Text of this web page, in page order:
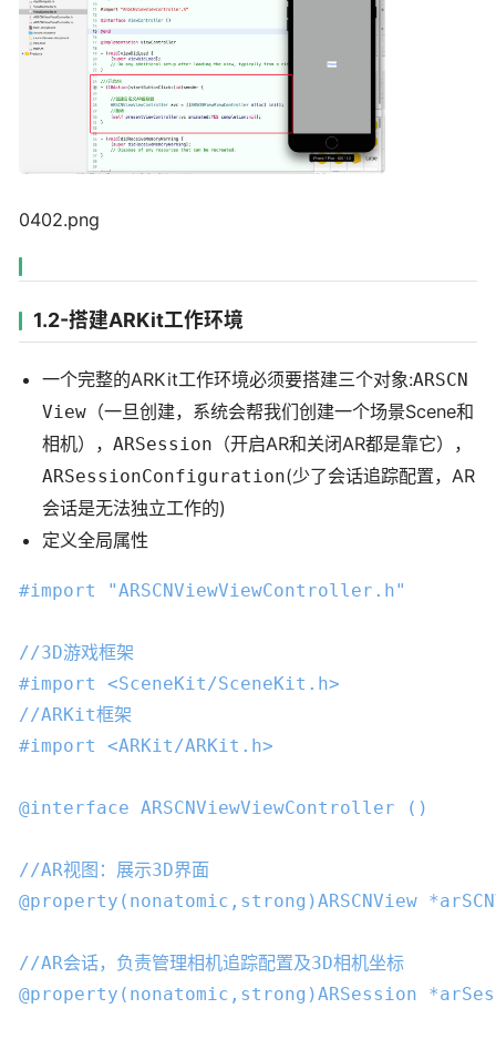
0402.png
1.2-搭建ARKit工作环境
一个完整的ARKit工作环境必须要搭建三个对象:ARSCN
View （一旦创建，系统会帮我们创建一个场景Scene和
相机），ARSession （开启AR和关闭AR都是靠它），
ARSessionConfiguration(少了会话追踪配置，AR
会话是无法独立工作的)
定义全局属性
#import "ARSCNViewViewController.h"
//3D游戏框架
#import <SceneKit/SceneKit.h>
//ARKit框架
#import <ARKit/ARKit.h>
@interface ARSCNViewViewController ()
//AR视图：展示3D界面
@property ( nonatomic , strong )ARSCNView
//AR会话，负责管理相机追踪配置及3D相机坐标
@property ( nonatomic , strong )ARSession